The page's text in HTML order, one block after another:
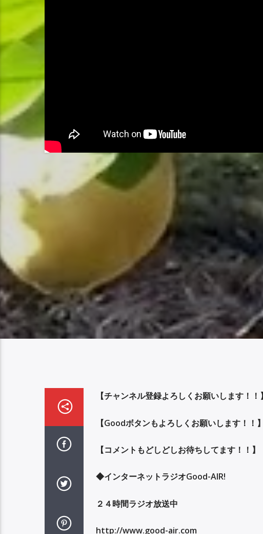
【チャンネル登録よろしくお願いします！！】
【Goodボタンもよろしくお願いします！！】
【コメントもどしどしお待ちしてます！！】
◆インターネットラジオGood-AIR!
２４時間ラジオ放送中
http://www.good-air.com